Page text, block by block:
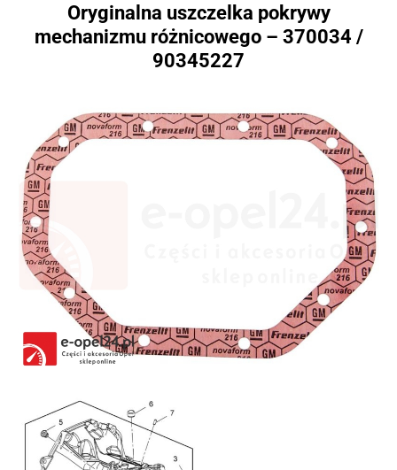
Oryginalna uszczelka pokrywy
mechanizmu różnicowego – 370034 /
90345227